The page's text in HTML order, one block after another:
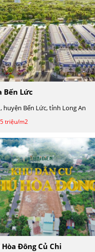
Bến Lức
huyện Bến Lức, tỉnh Long An
triệu/m2
Hòa Đông Củ Chi